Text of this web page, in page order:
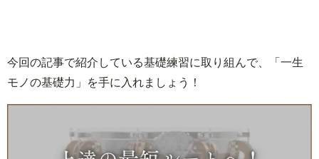
今回の記事で紹介している基礎練習に取り組んで、「一生
モノの基礎力」を手に入れましょう！